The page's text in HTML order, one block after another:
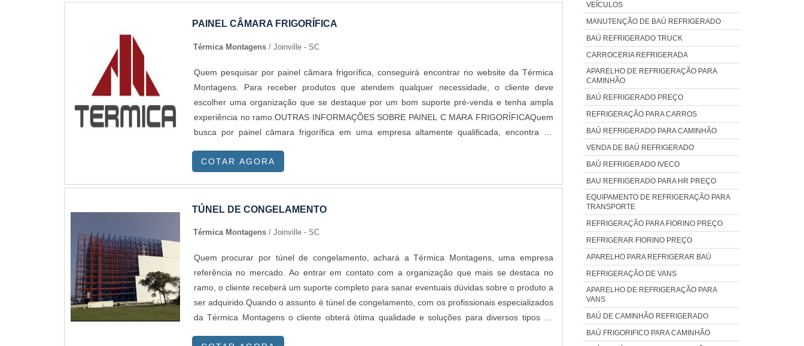
PAINEL CÂMARA FRIGORÍFICA
Térmica Montagens / Joinville - SC
Quem pesquisar por painel câmara frigorífica, conseguirá encontrar no website da Térmica
Montagens. Para receber produtos que atendem qualquer necessidade, o cliente deve
escolher uma organização que se destaque por um bom suporte pré-venda e tenha ampla
experiência no ramo.OUTRAS INFORMAÇÕES SOBRE PAINEL C MARA FRIGORÍFICAQuem
busca por painel câmara frigorífica em uma empresa altamente qualificada, encontra na
sempre a melhor opção para o cliente final.Discorrendo ainda sobre painel câmara frigorífica,
proteção, detalhes que passam despercebidos em outras companhias e podem gerar
prejuízos futuros para os clientes.É importante lembrar que o produto deve sempre ser
a qualidade e durabilidade dos materiais, além de evitar prejuízos com substituições
ter se tornado destaque quando pensamos em uma empresa que entrega confiança e
Comprometimento com o resultado final; Logística planejada para entregas em curto prazo;
Preço justo. QUALIDADES E PONTOS FORTES DA EMPRESASomente na Térmica
COTAR AGORA
TÚNEL DE CONGELAMENTO
Térmica Montagens / Joinville - SC
Quem procurar por túnel de congelamento, achará a Térmica Montagens, uma empresa
referência no mercado. Ao entrar em contato com a organização que mais se destaca no
ramo, o cliente receberá um suporte completo para sanar eventuais dúvidas sobre o produto a
ser adquirido.Quando o assunto é túnel de congelamento, com os profissionais especializados
da Térmica Montagens o cliente obterá ótima qualidade e soluções para diversos tipos de
VEÍCULOS
MANUTENÇÃO DE BAÚ REFRIGERADO
BAÚ REFRIGERADO TRUCK
CARROCERIA REFRIGERADA
APARELHO DE REFRIGERAÇÃO PARA
CAMINHÃO
BAÚ REFRIGERADO PREÇO
REFRIGERAÇÃO PARA CARROS
BAÚ REFRIGERADO PARA CAMINHÃO
VENDA DE BAÚ REFRIGERADO
BAÚ REFRIGERADO IVECO
BAU REFRIGERADO PARA HR PREÇO
EQUIPAMENTO DE REFRIGERAÇÃO PARA
TRANSPORTE
REFRIGERAÇÃO PARA FIORINO PREÇO
REFRIGERAR FIORINO PREÇO
APARELHO PARA REFRIGERAR BAÚ
REFRIGERAÇÃO DE VANS
APARELHO DE REFRIGERAÇÃO PARA
VANS
BAÚ DE CAMINHÃO REFRIGERADO
BAÚ FRIGORIFICO PARA CAMINHÃO